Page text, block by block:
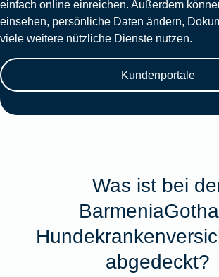
einfach online einreichen. Außerdem
einsehen, persönliche Daten ändern,
viele weitere nützliche Dienste nutzen.
Kundenportale
Was ist bei
abgedeckt?